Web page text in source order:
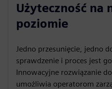
Użyteczność na
poziomie
Jedno przesunięcie, jedno
sprawdzenie i proces jest
Innowacyjne rozwiązanie
umożliwia operatorom